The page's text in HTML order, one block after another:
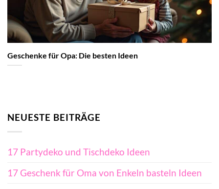
Geschenke für Opa: Die besten Ideen
NEUESTE BEITRÄGE
17 Partydeko und Tischdeko Ideen
17 Geschenk für Oma von Enkeln basteln Ideen